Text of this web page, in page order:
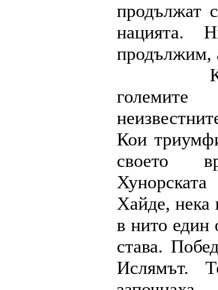
продължат
нацията.
продължим,
Кои
своето
Хайде, нека
в нито един
става.
Ислямът.